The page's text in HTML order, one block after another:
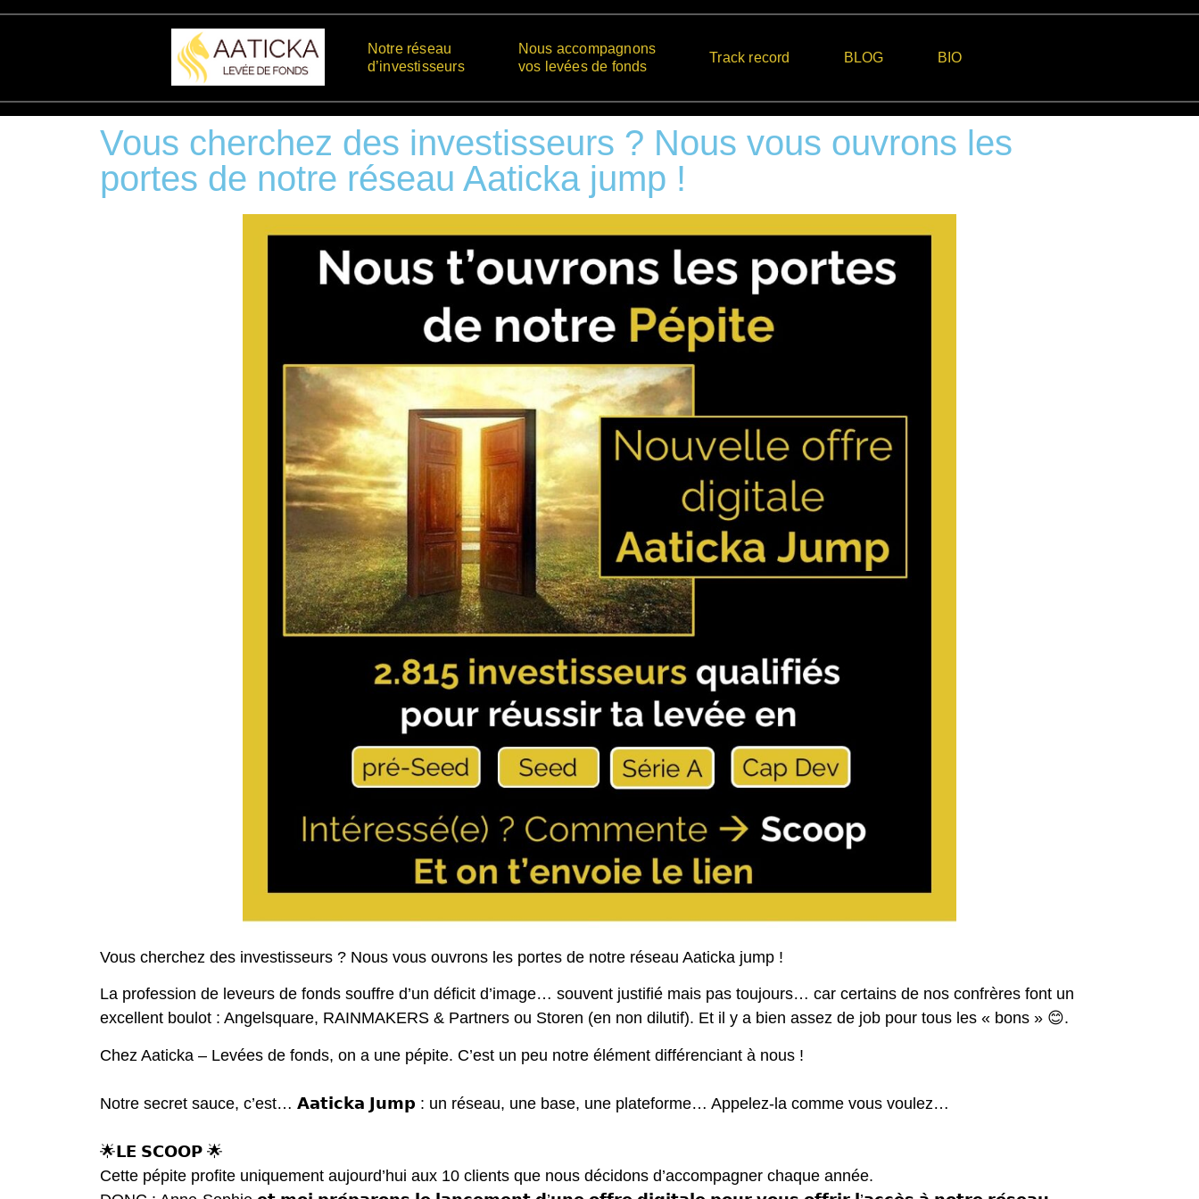
Notre réseau
d’investisseurs
Nous accompagnons
vos levées de fonds
Track record BLOG BIO
Vous cherchez des investisseurs ? Nous vous ouvrons les
portes de notre réseau Aaticka jump !
Vous cherchez des investisseurs ? Nous vous ouvrons les portes de notre réseau Aaticka jump !
La profession de leveurs de fonds souffre d’un déficit d’image… souvent justifié mais pas toujours… car certains de nos confrères font un
excellent boulot : Angelsquare, RAINMAKERS & Partners ou Storen (en non dilutif). Et il y a bien assez de job pour tous les « bons » 😊.
Chez Aaticka – Levées de fonds, on a une pépite. C’est un peu notre élément différenciant à nous !
Notre secret sauce, c’est… 𝗔𝗮𝘁𝗶𝗰𝗸𝗮 𝗝𝘂𝗺𝗽 : un réseau, une base, une plateforme… Appelez-la comme vous voulez…
🌟𝗟𝗘 𝗦𝗖𝗢𝗢𝗣 🌟
Cette pépite profite uniquement aujourd’hui aux 10 clients que nous décidons d’accompagner chaque année.